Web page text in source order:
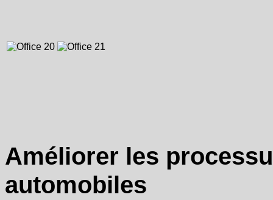
Améliorer les
automobiles